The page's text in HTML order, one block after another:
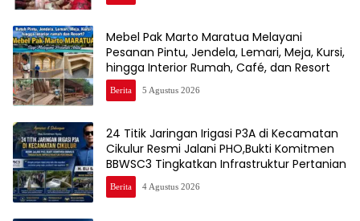
Mebel Pak Marto Maratua Melayani
Pesanan Pintu, Jendela, Lemari, Meja, Kursi,
hingga Interior Rumah, Café, dan Resort
Berita 5 Agustus 2026
24 Titik Jaringan Irigasi P3A di Kecamatan
Cikulur Resmi Jalani PHO,Bukti Komitmen
BBWSC3 Tingkatkan Infrastruktur Pertanian
Berita 4 Agustus 2026